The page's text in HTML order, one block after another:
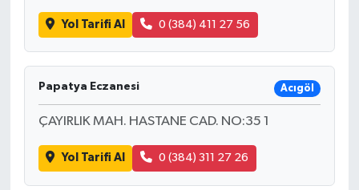
Yol Tarifi Al 0 (384) 411 27 56
Papatya Eczanesi Acıgöl
ÇAYIRLIK MAH. HASTANE CAD. NO:35 1
Yol Tarifi Al 0 (384) 311 27 26